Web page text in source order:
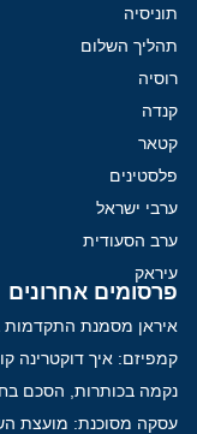
תוניסיה
תהליך השלום
רוסיה
קנדה
קטאר
פלסטינים
ערבי ישראל
ערב הסעודית
עיראק
פרסומים אחרונים
איראן מסמנת התקדמות
קמפיזם: איך דוקטרינה
נקמה בכותרות, הסכם
עסקה מסוכנת: מועצת